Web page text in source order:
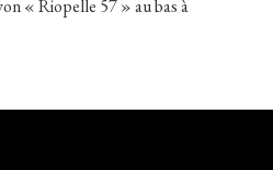
« Riopelle 57 » au bas à